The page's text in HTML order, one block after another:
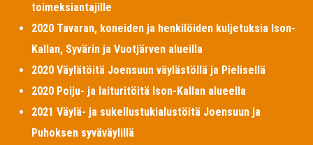
toimeksiantajille
2020 Tavaran, koneiden ja henkilöiden kuljetuksia Ison-
Kallan, Syvärin ja Vuotjärven alueilla
2020 Väylätöitä Joensuun väylästöllä ja Pielisellä
2020 Poiju- ja laituritöitä Ison-Kallan alueella
2021 Väylä- ja sukellustukialustöitä Joensuun ja
Puhoksen syväväylillä